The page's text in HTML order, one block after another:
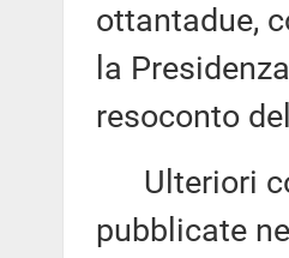
ottantadue,
la
resoconto
Ulteriori
pubblicate